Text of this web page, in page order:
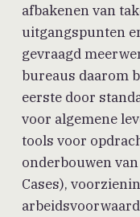
afbakenen van
uitgangspunten
gevraagd
bureaus daarom
eerste door
voor algemene
tools voor
onderbouwen
Cases),